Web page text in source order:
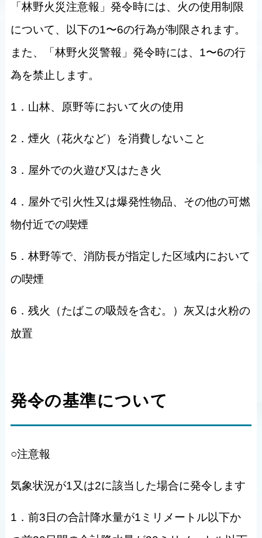
「林野火災注意報」発令時には、火の使用制限
について、以下の1〜6の行為が制限されます。
また、「林野火災警報」発令時には、1〜6の行
為を禁止します。
1．山林、原野等において火の使用
2．煙火（花火など）を消費しないこと
3．屋外での火遊び又はたき火
4．屋外で引火性又は爆発性物品、その他の可燃
物付近での喫煙
5．林野等で、消防長が指定した区域内において
の喫煙
6．残火（たばこの吸殻を含む。）灰又は火粉の
放置
発令の基準について
○注意報
気象状況が1又は2に該当した場合に発令します
1．前3日の合計降水量が1ミリメートル以下か